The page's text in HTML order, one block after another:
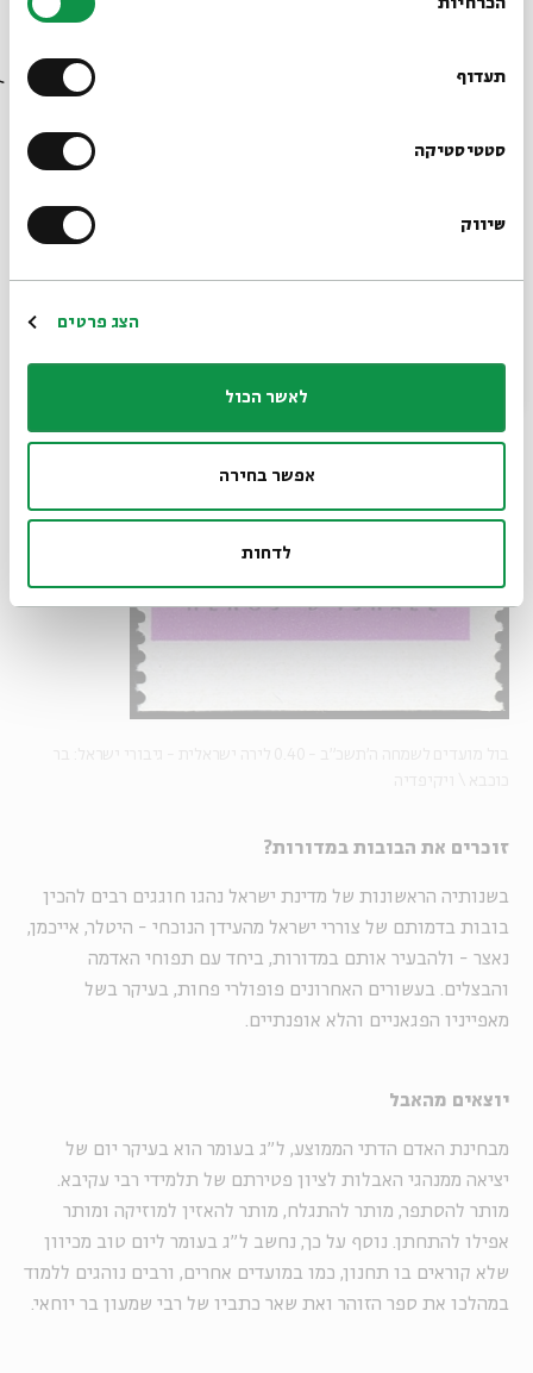
הסכמה
הכרחיות
תעדוף
סטטיסטיקה
שיווק
הצג פרטים
לאשר הכול
אפשר בחירה
לדחות
זוכרים את הבובות במדורות?
בשנותיה הראשונות של מדינת ישראל נהגו חוגגים רבים להכין
בובות בדמותם של צוררי ישראל מהעידן הנוכחי - היטלר, אייכמן,
נאצר - ולהבעיר אותם במדורות, ביחד עם תפוחי האדמה
והבצלים. בעשורים האחרונים פופולרי פחות, בעיקר בשל
מאפייניו הפגאניים והלא אופנתיים.
יוצאים מהאבל
מבחינת האדם הדתי הממוצע, ל"ג בעומר הוא בעיקר יום של
יציאה ממנהגי האבלות לציון פטירתם של תלמידי רבי עקיבא.
מותר להסתפר, מותר להתגלח, מותר להאזין למוזיקה ומותר
אפילו להתחתן. נוסף על כך, נחשב ל"ג בעומר ליום טוב מכיוון
שלא קוראים בו תחנון, כמו במועדים אחרים, ורבים נוהגים ללמוד
במהלכו את ספר הזוהר ואת שאר כתביו של רבי שמעון בר יוחאי.